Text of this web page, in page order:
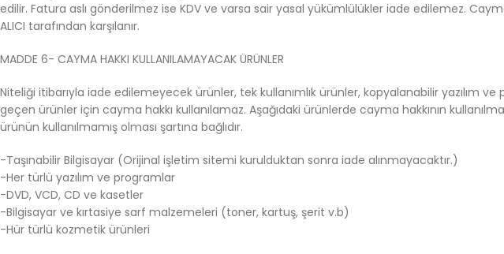
edilir. Fatura aslı gönderilmez ise KDV ve varsa sair yasal yükümlülükler iade edilemez.
ALICI tarafından karşılanır.
MADDE 6- CAYMA HAKKI KULLANILAMAYACAK ÜRÜNLER
Niteliği itibarıyla iade edilemeyecek ürünler, tek kullanımlık ürünler, kopyalanabilir yazılım
geçen ürünler için cayma hakkı kullanılamaz. Aşağıdaki ürünlerde cayma hakkının
ürünün kullanılmamış olması şartına bağlıdır.
-Taşınabilir Bilgisayar (Orijinal işletim sitemi kurulduktan sonra iade alınmayacaktır.)
-Her türlü yazılım ve programlar
-DVD, VCD, CD ve kasetler
-Bilgisayar ve kırtasiye sarf malzemeleri (toner, kartuş, şerit v.b)
-Hür türlü kozmetik ürünleri